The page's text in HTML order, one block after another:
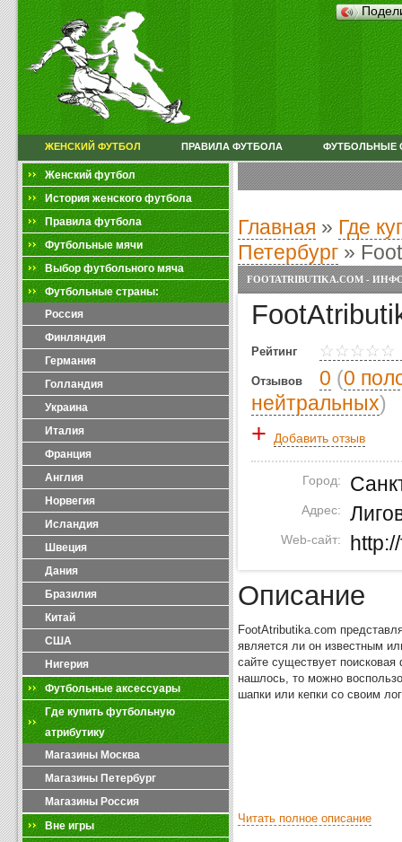
ЖЕНСКИЙ ФУТБОЛ ПРАВИЛА ФУТБОЛА ФУТБОЛЬНЫЕ
Женский футбол
История женского футбола
Правила футбола
Футбольные мячи
Выбор футбольного мяча
Футбольные страны:
Россия
Финляндия
Германия
Голландия
Украина
Италия
Франция
Англия
Норвегия
Исландия
Швеция
Дания
Бразилия
Китай
США
Нигерия
Футбольные аксессуары
Где купить футбольную
атрибутику
Магазины Москва
Магазины Петербург
Магазины Россия
Вне игры
Главная » Где
Петербург »
FOOTATRIBUTIKA.COM -
Рейтинг
Отзывов 0 (0
нейтральных)
+ Добавить отзыв
Город:
Адрес:
Web-сайт:
Описание
FootAtributika.com
является ли он известным
сайте существует
нашлось, то можно
шапки или кепки со своим
Читать полное описание